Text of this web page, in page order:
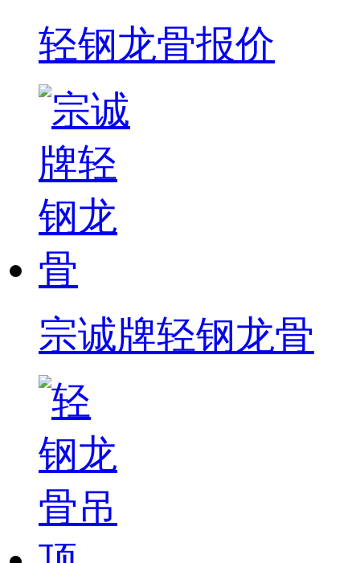
轻钢龙骨报价
宗诚牌轻钢龙骨